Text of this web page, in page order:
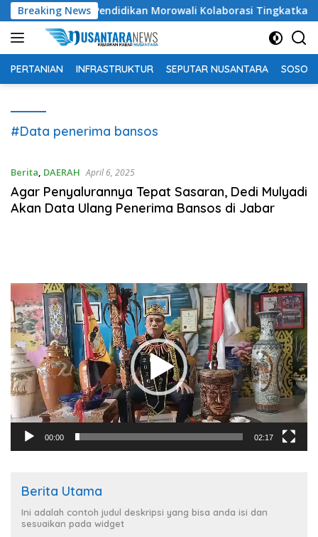
Langsung
ke
konten
Breaking News
Dinas Pendidikan Morowali Kolaborasi Tingkatkan
PERTANIAN INFRASTRUKTUR SEPUTAR NUSANTARA SOSOK
#Data penerima bansos
Berita, DAERAH April 6, 2025
Agar Penyalurannya Tepat Sasaran, Dedi Mulyadi
Akan Data Ulang Penerima Bansos di Jabar
Pemutar
Video
00:00 02:17
Berita Utama
Ini adalah contoh judul deskripsi yang bisa anda isi dan
sesuaikan pada widget